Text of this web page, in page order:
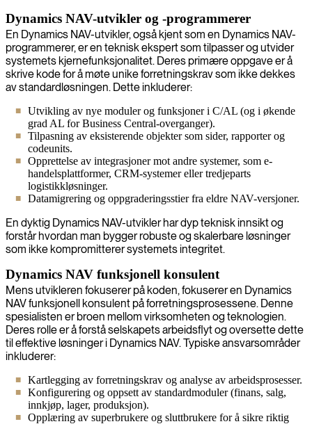
Dynamics NAV-utvikler og -programmerer
En Dynamics NAV-utvikler, også kjent som en Dynamics NAV-
programmerer, er en teknisk ekspert som tilpasser og utvider
systemets kjernefunksjonalitet. Deres primære oppgave er å
skrive kode for å møte unike forretningskrav som ikke dekkes
av standardløsningen. Dette inkluderer:
Utvikling av nye moduler og funksjoner i C/AL (og i økende
grad AL for Business Central-overganger).
Tilpasning av eksisterende objekter som sider, rapporter og
codeunits.
Opprettelse av integrasjoner mot andre systemer, som e-
handelsplattformer, CRM-systemer eller tredjeparts
logistikkløsninger.
Datamigrering og oppgraderingsstier fra eldre NAV-versjoner.
En dyktig Dynamics NAV-utvikler har dyp teknisk innsikt og
forstår hvordan man bygger robuste og skalerbare løsninger
som ikke kompromitterer systemets integritet.
Dynamics NAV funksjonell konsulent
Mens utvikleren fokuserer på koden, fokuserer en Dynamics
NAV funksjonell konsulent på forretningsprosessene. Denne
spesialisten er broen mellom virksomheten og teknologien.
Deres rolle er å forstå selskapets arbeidsflyt og oversette dette
til effektive løsninger i Dynamics NAV. Typiske ansvarsområder
inkluderer:
Kartlegging av forretningskrav og analyse av arbeidsprosesser.
Konfigurering og oppsett av standardmoduler (finans, salg,
innkjøp, lager, produksjon).
Opplæring av superbrukere og sluttbrukere for å sikre riktig